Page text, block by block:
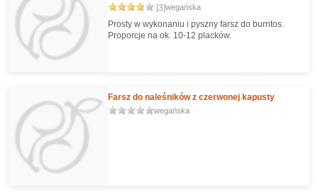
[3]wegańska
Prosty w wykonaniu i pyszny farsz do burritos.
Proporcje na ok. 10-12 placków.
Farsz do naleśników z czerwonej kapusty
wegańska